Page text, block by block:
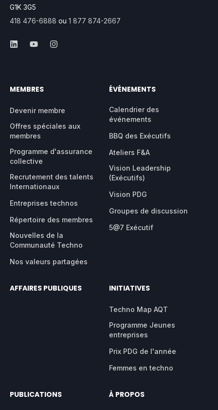
G1K 3G5
418 476-6888 ou 1 877 874-2667
MEMBRES
Devenir membre
Offres spéciales aux
membres
Programme d'assurance
collective
Recrutement des talents
Internationaux
Entreprises technos
Répertoire des membres
Nouvelles de la
Communauté Techno
Nos valeurs partagées
ÉVÉNEMENTS
Calendrier des
événements
BBQ des Exécutifs
Ateliers F&A
Vision Leadership
(Exécutifs)
Vision PDG
Groupes de discussion
5@7 Exécutif
AFFAIRES PUBLIQUES INITIATIVES
Techno Map AQT
Programme Jeunes
entreprises
Prix PDG de l'année
Femmes en techno
PUBLICATIONS À PROPOS